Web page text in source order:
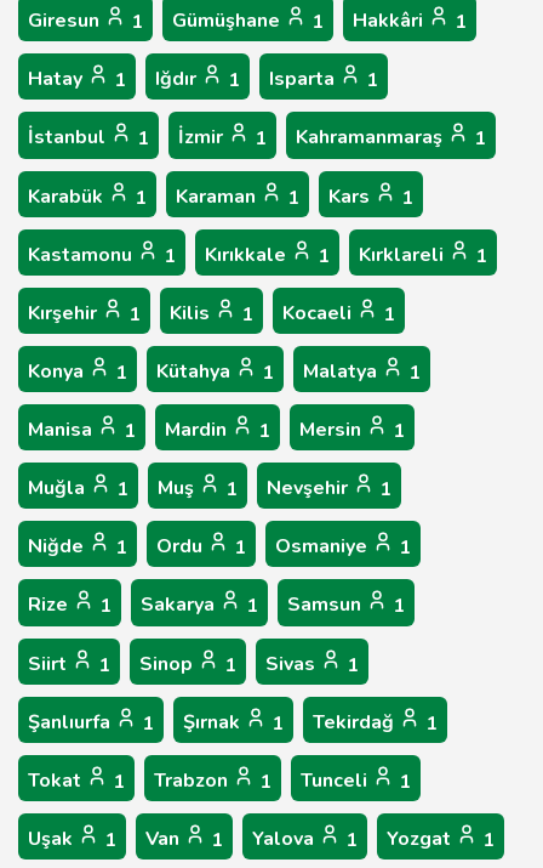
Giresun 1 Gümüşhane 1 Hakkâri 1
Hatay 1 Iğdır 1 Isparta 1
İstanbul 1 İzmir 1 Kahramanmaraş 1
Karabük 1 Karaman 1 Kars 1
Kastamonu 1 Kırıkkale 1 Kırklareli 1
Kırşehir 1 Kilis 1 Kocaeli 1
Konya 1 Kütahya 1 Malatya 1
Manisa 1 Mardin 1 Mersin 1
Muğla 1 Muş 1 Nevşehir 1
Niğde 1 Ordu 1 Osmaniye 1
Rize 1 Sakarya 1 Samsun 1
Siirt 1 Sinop 1 Sivas 1
Şanlıurfa 1 Şırnak 1 Tekirdağ 1
Tokat 1 Trabzon 1 Tunceli 1
Uşak 1 Van 1 Yalova 1 Yozgat 1